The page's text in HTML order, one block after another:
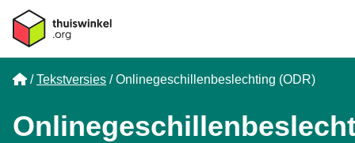
Home
Tekstversies Onlinegeschillenbeslechting (ODR)